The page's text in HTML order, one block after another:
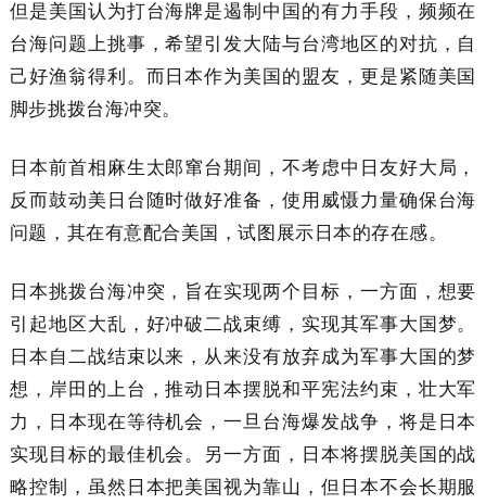
但是美国认为打台海牌是遏制中国的有力手段，频频在
台海问题上挑事，希望引发大陆与台湾地区的对抗，自
己好渔翁得利。而日本作为美国的盟友，更是紧随美国
脚步挑拨台海冲突。
日本前首相麻生太郎窜台期间，不考虑中日友好大局，
反而鼓动美日台随时做好准备，使用威慑力量确保台海
问题，其在有意配合美国，试图展示日本的存在感。
日本挑拨台海冲突，旨在实现两个目标，一方面，想要
引起地区大乱，好冲破二战束缚，实现其军事大国梦。
日本自二战结束以来，从来没有放弃成为军事大国的梦
想，岸田的上台，推动日本摆脱和平宪法约束，壮大军
力，日本现在等待机会，一旦台海爆发战争，将是日本
实现目标的最佳机会。另一方面，日本将摆脱美国的战
略控制，虽然日本把美国视为靠山，但日本不会长期服